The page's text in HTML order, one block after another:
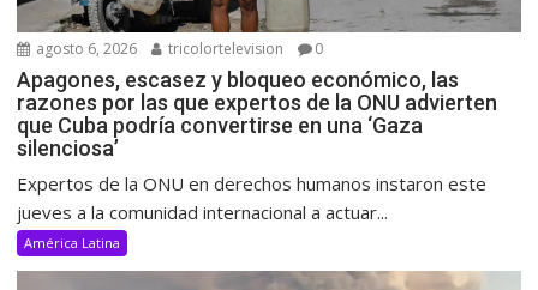
agosto 6, 2026 tricolortelevision 0
Apagones, escasez y bloqueo económico, las
razones por las que expertos de la ONU advierten
que Cuba podría convertirse en una ‘Gaza
silenciosa’
Expertos de la ONU en derechos humanos instaron este
jueves a la comunidad internacional a actuar...
América Latina